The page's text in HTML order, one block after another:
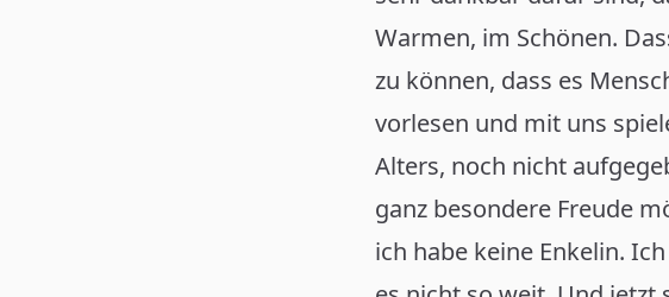
Warmen, im Schönen.
zu können, dass es
vorlesen und mit uns
Alters, noch nicht
ganz besondere Freude
ich habe keine Enkelin.